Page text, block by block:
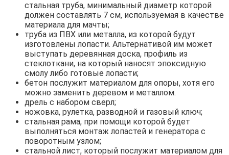
стальная труба, минимальный диаметр которой
должен составлять 7 см, используемая в качестве
материала для мачты;
труба из ПВХ или металла, из которой будут
изготовлены лопасти. Альтернативой им может
выступать деревянная доска, профиль из
стеклоткани, на который наносят эпоксидную
смолу либо готовые лопасти;
бетон послужит материалом для опоры, хотя его
можно заменить деревом и металлом.
дрель с набором сверл;
ножовка, рулетка, разводной и газовый ключ;
стальная рама, при помощи которой будет
выполняться монтаж лопастей и генератора с
поворотным узлом;
стальной лист, который послужит материалом для